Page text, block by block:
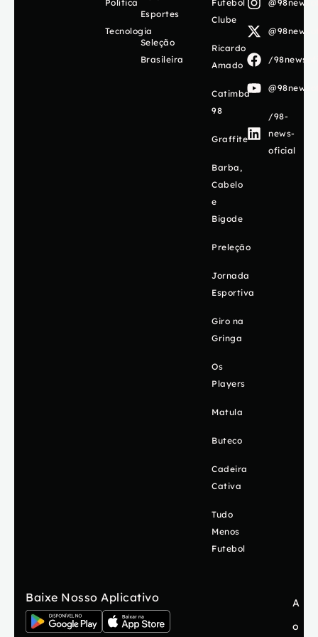
Política
Tecnologia
Esportes
Seleção
Brasileira
Futebol
Clube
Ricardo
Amado
Catimba
98
Graffite
Barba,
Cabelo
e
Bigode
Preleção
Jornada
Esportiva
Giro na
Gringa
Os
Players
Matula
Buteco
Cadeira
Cativa
Tudo
Menos
Futebol
/
/98-
news-
oficial
Baixe Nosso Aplicativo
A
o